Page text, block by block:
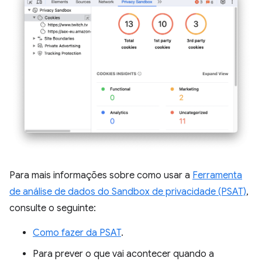
Para mais informações sobre como usar a Ferramenta
de análise de dados do Sandbox de privacidade (PSAT),
consulte o seguinte:
Como fazer da PSAT.
Para prever o que vai acontecer quando a